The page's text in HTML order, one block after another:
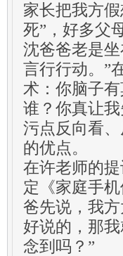
家长把我方
死”，好多父
沈爸爸老是
言行行动。”
术：你脑子
谁？你真让
污点反向看
的优点。
在许老师的
定《家庭手
爸先说，我
好说的，那
念到吗？”